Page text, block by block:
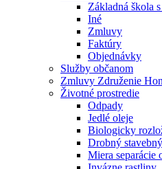
Základná škola
Iné
Zmluvy
Faktúry
Objednávky
Služby občanom
Zmluvy Združenie
Životné prostredie
Odpady
Jedlé oleje
Biologicky
Drobný
Miera separácie